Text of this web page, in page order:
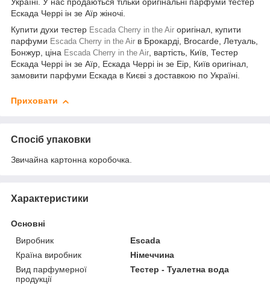
Україні. У нас продаються тільки оригінальні парфуми тестер
Ескада Черрі ін зе Аїр жіночі.
Купити духи тестер Escada Cherry in the Air оригінал, купити
парфуми Escada Cherry in the Air в Брокарді, Brocarde, Летуаль,
Бонжур, ціна Escada Cherry in the Air, вартість, Київ, Тестер
Ескада Черрі ін зе Аїр, Ескада Черрі ін зе Еір, Київ оригінал,
замовити парфуми Ескада в Києві з доставкою по Україні.
Приховати
Спосіб упаковки
Звичайна картонна коробочка.
Характеристики
Основні
Виробник
Escada
Країна виробник
Німеччина
Вид парфумерної
продукції
Тестер - Туалетна вода